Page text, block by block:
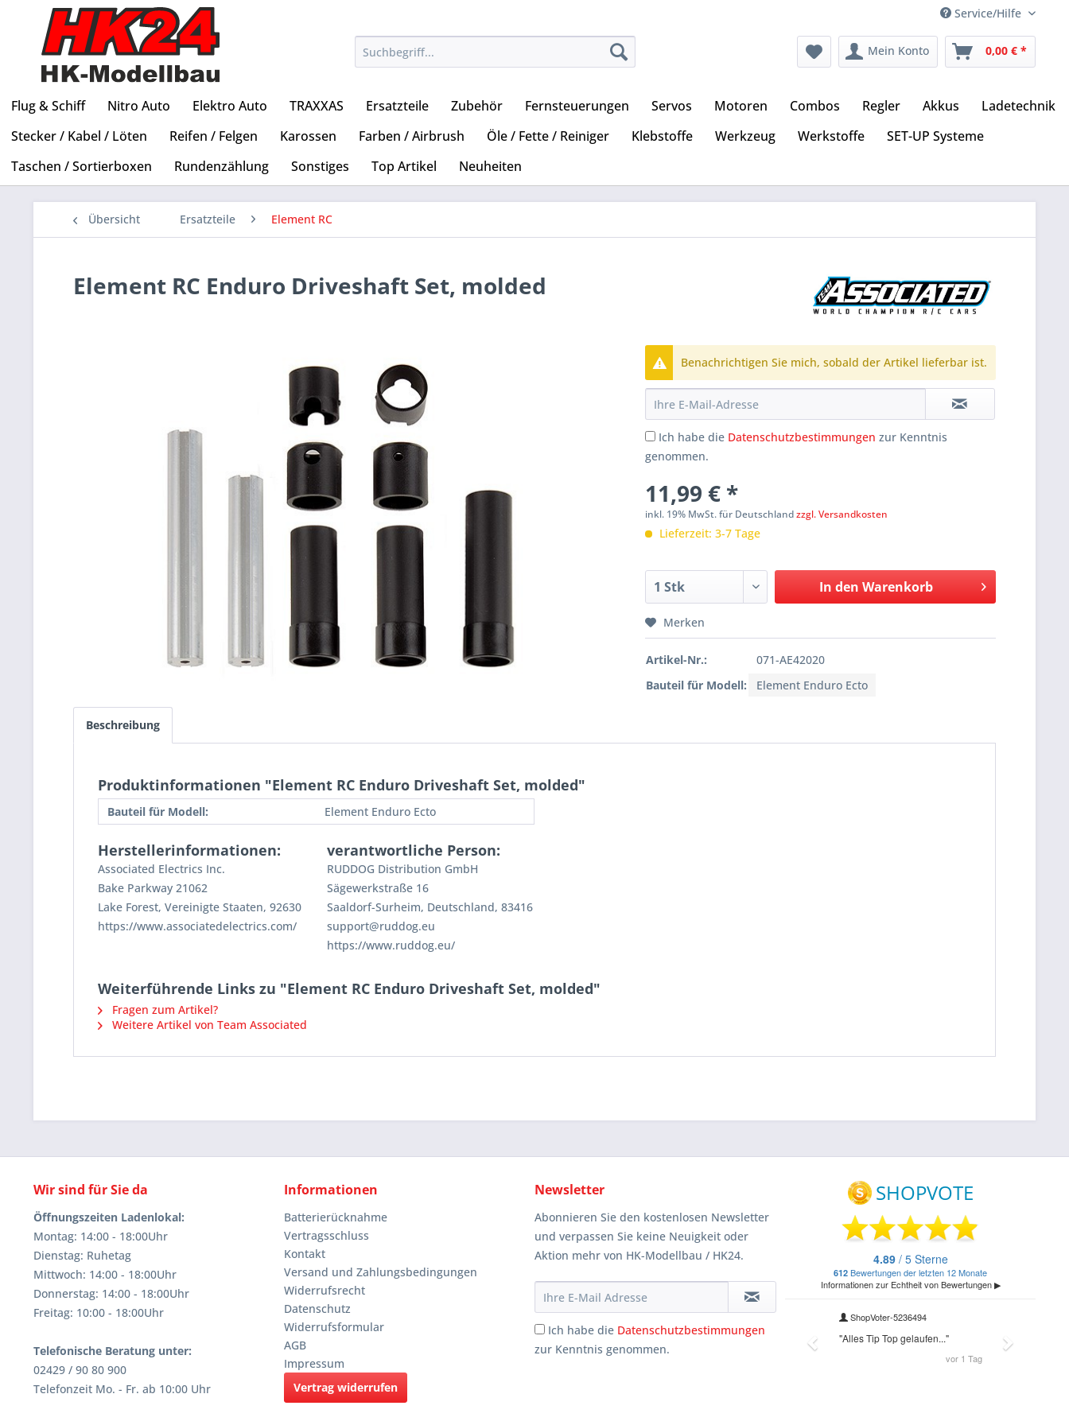
Service/Hilfe
Mein Konto 0,00 € *
Flug & Schiff Nitro Auto Elektro Auto TRAXXAS Ersatzteile Zubehör Fernsteuerungen Servos Motoren Combos Regler Akkus
Ladetechnik
Stecker / Kabel / Löten
Reifen / Felgen Karossen Farben / Airbrush Öle / Fette / Reiniger Klebstoffe Werkzeug Werkstoffe
SET-UP Systeme
Taschen / Sortierboxen
Rundenzählung Sonstiges Top Artikel Neuheiten
Übersicht Ersatzteile Element RC
Element RC Enduro Driveshaft Set, molded
Benachrichtigen Sie mich, sobald der Artikel lieferbar ist.
Ich habe die Datenschutzbestimmungen zur Kenntnis
genommen.
11,99 € *
inkl. 19% MwSt. für Deutschlandzzgl. Versandkosten
Lieferzeit: 3-7 Tage
In den Warenkorb
Merken
Artikel-Nr.:
071-AE42020
Bauteil für Modell:
Element Enduro Ecto
Beschreibung
Produktinformationen "Element RC Enduro Driveshaft Set, molded"
Bauteil für Modell: Element Enduro Ecto
Herstellerinformationen:
Associated Electrics Inc.
Bake Parkway 21062
Lake Forest, Vereinigte Staaten, 92630
https://www.associatedelectrics.com/
verantwortliche Person:
RUDDOG Distribution GmbH
Sägewerkstraße 16
Saaldorf-Surheim, Deutschland, 83416
support@ruddog.eu
https://www.ruddog.eu/
Weiterführende Links zu "Element RC Enduro Driveshaft Set, molded"
Fragen zum Artikel?
Weitere Artikel von Team Associated
Wir sind für Sie da
Öffnungszeiten Ladenlokal:
Montag: 14:00 - 18:00Uhr
Dienstag: Ruhetag
Mittwoch: 14:00 - 18:00Uhr
Donnerstag: 14:00 - 18:00Uhr
Freitag: 10:00 - 18:00Uhr
Telefonische Beratung unter:
02429 / 90 80 900
Telefonzeit Mo. - Fr. ab 10:00 Uhr
Informationen
Batterierücknahme
Vertragsschluss
Kontakt
Versand und Zahlungsbedingungen
Widerrufsrecht
Datenschutz
Widerrufsformular
AGB
Impressum
Vertrag widerrufen
Newsletter
Abonnieren Sie den kostenlosen Newsletter
und verpassen Sie keine Neuigkeit oder
Aktion mehr von HK-Modellbau / HK24.
Ich habe die Datenschutzbestimmungen
zur Kenntnis genommen.